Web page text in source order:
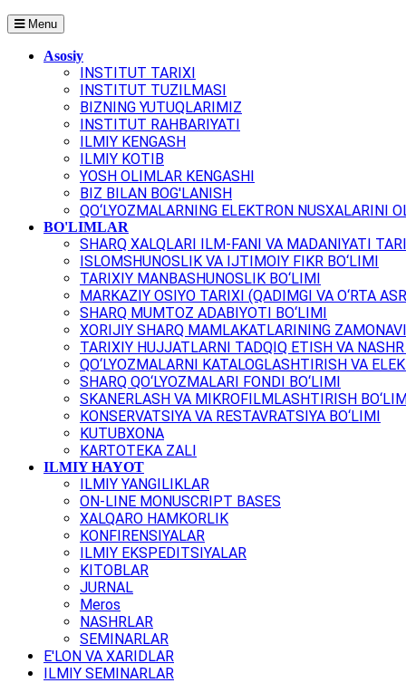
Menu
Asosiy
INSTITUT TARIXI
INSTITUT TUZILMASI
BIZNING YUTUQLARIMIZ
INSTITUT RAHBARIYATI
ILMIY KENGASH
ILMIY KOTIB
YOSH OLIMLAR KENGASHI
BIZ BILAN BOG'LANISH
QO‘LYOZMALARNING ELEKTRON NUSXALARINI
BO'LIMLAR
SHARQ XALQLARI ILM-FANI VA MADANIYATI
ISLOMSHUNOSLIK VA IJTIMOIY FIKR BO‘LIMI
TARIXIY MANBASHUNOSLIK BO‘LIMI
MARKAZIY OSIYO TARIXI (QADIMGI VA O‘RTA
SHARQ MUMTOZ ADABIYOTI BO‘LIMI
XORIJIY SHARQ MAMLAKATLARINING
TARIXIY HUJJATLARNI TADQIQ ETISH VA
QO‘LYOZMALARNI KATALOGLASHTIRISH VA
SHARQ QO‘LYOZMALARI FONDI BO‘LIMI
SKANERLASH VA MIKROFILMLASHTIRISH
KONSERVATSIYA VA RESTAVRATSIYA BO‘LIMI
KUTUBXONA
KARTOTEKA ZALI
ILMIY HAYOT
ILMIY YANGILIKLAR
ON-LINE MONUSCRIPT BASES
XALQARO HAMKORLIK
KONFIRENSIYALAR
ILMIY EKSPEDITSIYALAR
KITOBLAR
JURNAL
Meros
NASHRLAR
SEMINARLAR
E'LON VA XARIDLAR
ILMIY SEMINARLAR